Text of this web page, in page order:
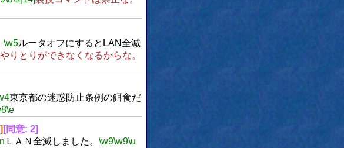
\w5ルータオフにするとLAN全滅
りとりができなくなるからな。
東京都の迷惑防止条例の餌食だ
\e
[同意: 2]
ＬＡＮ全滅しました。 \w9\w9\u